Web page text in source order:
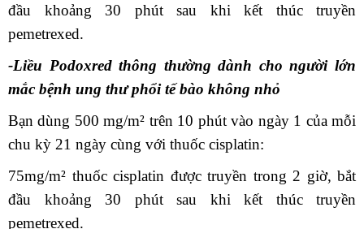
đầu khoảng 30 phút sau khi kết thúc truyền
pemetrexed.
-Liều Podoxred thông thường dành cho người lớn
mắc bệnh ung thư phổi tế bào không nhỏ
Bạn dùng 500 mg/m² trên 10 phút vào ngày 1 của mỗi
chu kỳ 21 ngày cùng với thuốc cisplatin:
75mg/m² thuốc cisplatin được truyền trong 2 giờ, bắt
đầu khoảng 30 phút sau khi kết thúc truyền
pemetrexed.